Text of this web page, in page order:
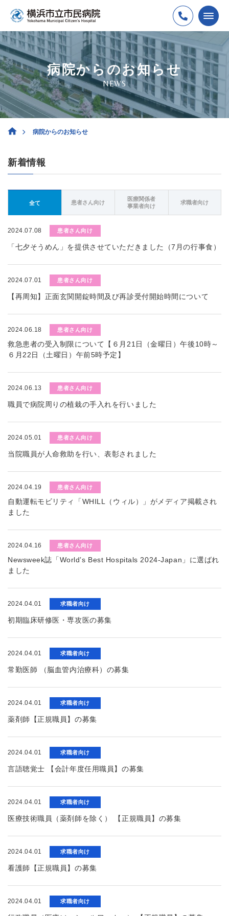
病院からのお知らせ
NEWS
病院からのお知らせ
新着情報
全て 患者さん向け
医療関係者
事業者向け
求職者向け
2024.07.08 患者さん向け
「七夕そうめん」を提供させていただきました（7月の行事食）
2024.07.01 患者さん向け
【再周知】正面玄関開錠時間及び再診受付開始時間について
2024.06.18 患者さん向け
救急患者の受入制限について【６月21日（金曜日）午後10時～
６月22日（土曜日）午前5時予定】
2024.06.13 患者さん向け
職員で病院周りの植栽の手入れを行いました
2024.05.01 患者さん向け
当院職員が人命救助を行い、表彰されました
2024.04.19 患者さん向け
自動運転モビリティ「WHILL（ウィル）」がメディア掲載され
ました
2024.04.16 患者さん向け
Newsweek誌「World’s Best Hospitals 2024-Japan」に選ばれ
ました
2024.04.01 求職者向け
初期臨床研修医・専攻医の募集
2024.04.01 求職者向け
常勤医師 （脳血管内治療科）の募集
2024.04.01 求職者向け
薬剤師【正規職員】の募集
2024.04.01 求職者向け
言語聴覚士 【会計年度任用職員】の募集
2024.04.01 求職者向け
医療技術職員（薬剤師を除く） 【正規職員】の募集
2024.04.01 求職者向け
看護師【正規職員】の募集
2024.04.01 求職者向け